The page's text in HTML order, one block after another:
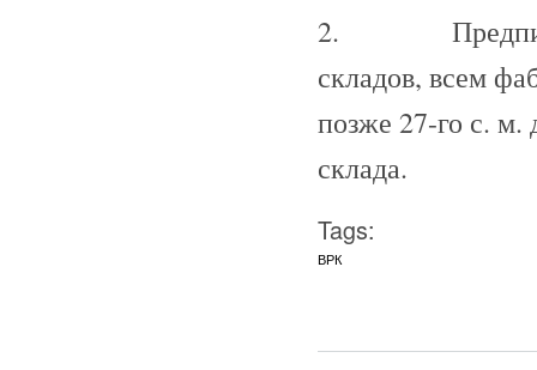
2.
складов, всем
позже 27-го с. м.
склада.
Tags:
ВРК